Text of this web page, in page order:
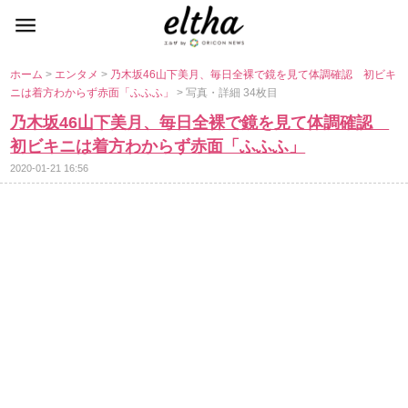
ホーム> エンタメ> 乃木坂46山下美月、毎日全裸で鏡を見て体調確認 初ビキ
ニは着方わからず赤面「ふふふ」> 写真・詳細 34枚目
乃木坂46山下美月、毎日全裸で鏡を見て体調確認
初ビキニは着方わからず赤面「ふふふ」
2020-01-21 16:56